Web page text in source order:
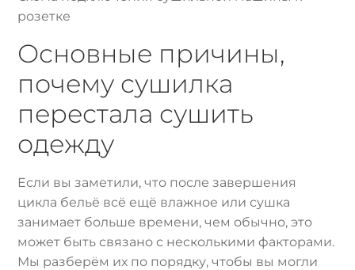
розетке
Основные причины,
почему сушилка
перестала сушить
одежду
Если вы заметили, что после завершения
цикла бельё всё ещё влажное или сушка
занимает больше времени, чем обычно, это
может быть связано с несколькими факторами.
Мы разберём их по порядку, чтобы вы могли